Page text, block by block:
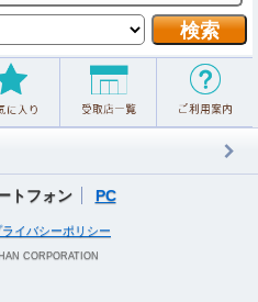
トフォン PC
ライバシーポリシー
CORPORATION